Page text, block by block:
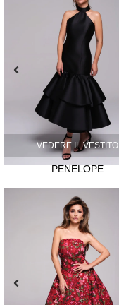
VEDERE IL VESTITO
PENÉLOPE